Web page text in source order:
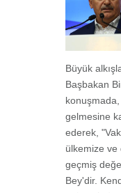
Büyük
Başbakan
gelmesine
ederek,
ülkemize ve
geçmiş
Bey'dir.